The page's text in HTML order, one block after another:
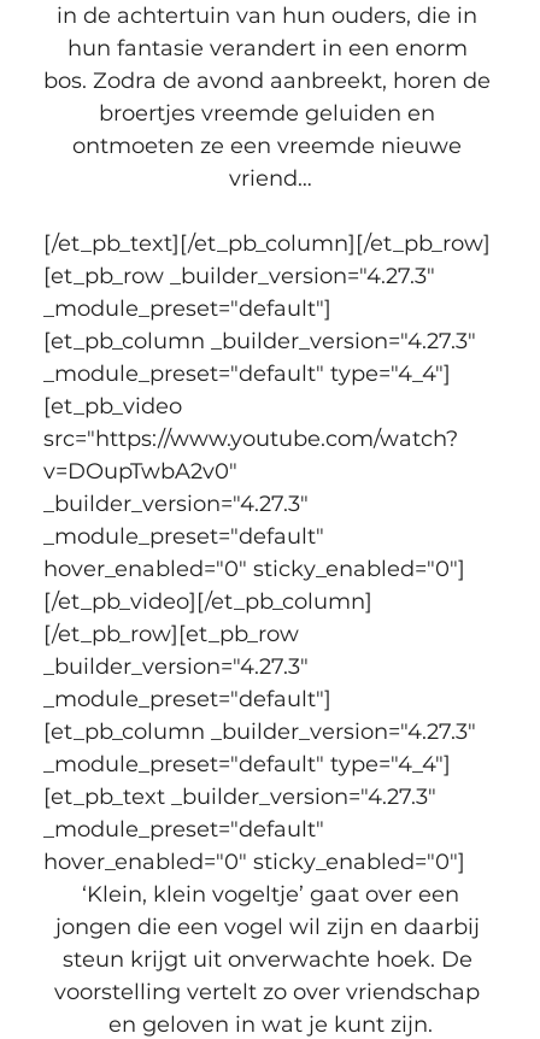
in de achtertuin van hun ouders, die in
hun fantasie verandert in een enorm
bos. Zodra de avond aanbreekt, horen de
broertjes vreemde geluiden en
ontmoeten ze een vreemde nieuwe
vriend…
[/et_pb_text][/et_pb_column][/et_pb_row]
[et_pb_row _builder_version="4.27.3"
_module_preset="default"]
[et_pb_column _builder_version="4.27.3"
_module_preset="default" type="4_4"]
[et_pb_video
src="https://www.youtube.com/watch?
v=DOupTwbA2v0"
_builder_version="4.27.3"
_module_preset="default"
hover_enabled="0" sticky_enabled="0"]
[/et_pb_video][/et_pb_column]
[/et_pb_row][et_pb_row
_builder_version="4.27.3"
_module_preset="default"]
[et_pb_column _builder_version="4.27.3"
_module_preset="default" type="4_4"]
[et_pb_text _builder_version="4.27.3"
_module_preset="default"
hover_enabled="0" sticky_enabled="0"]
‘Klein, klein vogeltje’ gaat over een
jongen die een vogel wil zijn en daarbij
steun krijgt uit onverwachte hoek. De
voorstelling vertelt zo over vriendschap
en geloven in wat je kunt zijn.